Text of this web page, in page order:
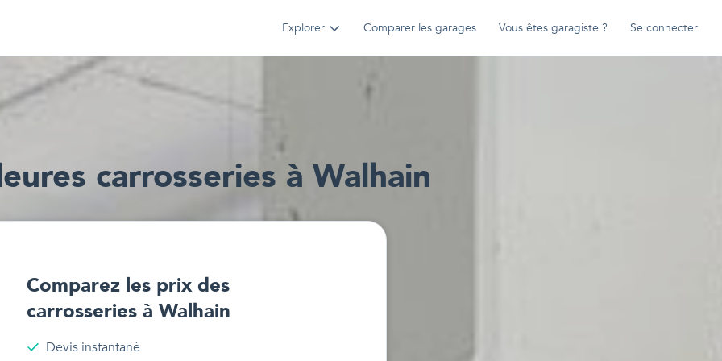
Explorer Comparer les garages Vous êtes garagiste ? Se connecter
es carrosseries à Walhain
Comparez les prix des
carrosseries à Walhain
Devis instantané